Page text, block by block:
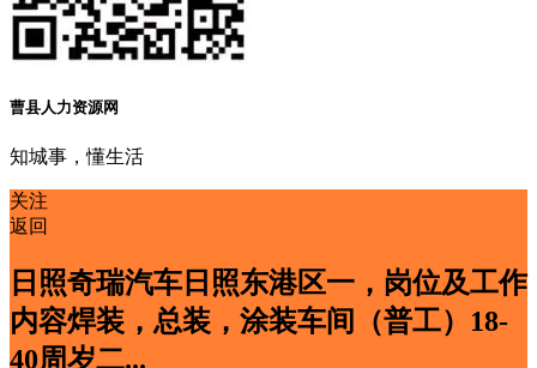
曹县人力资源网
知城事，懂生活
关注
返回
日照奇瑞汽车日照东港区一，岗位及工作
内容焊装，总装，涂装车间（普工）18-
40周岁二...